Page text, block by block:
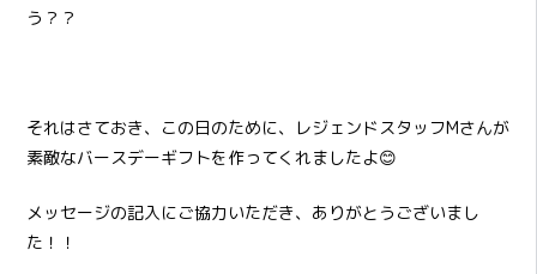
う？？
それはさておき、この日のために、レジェンドスタッフMさんが
素敵なバースデーギフトを作ってくれましたよ😊
メッセージの記入にご協力いただき、ありがとうございまし
た！！